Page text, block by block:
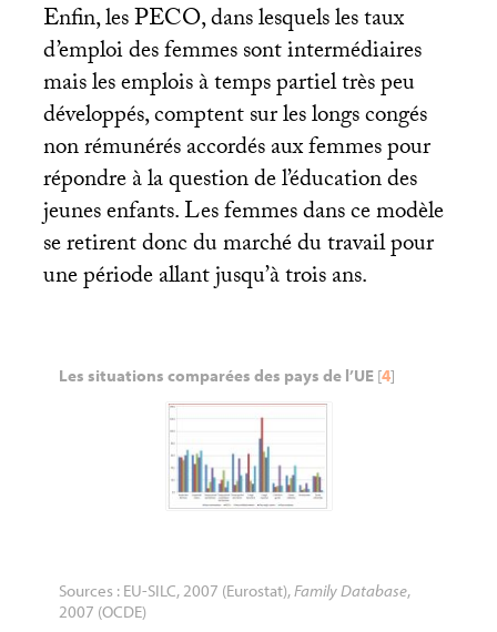
Enfin, lesPECO, dans lesquels les taux
d’emploi des femmes sont intermédiaires
mais les emplois à temps partiel très peu
développés, comptent sur les longs congés
non rémunérés accordés aux femmes pour
répondre à la question de l’éducation des
jeunes enfants. Les femmes dans ce modèle
se retirent donc du marché du travail pour
une période allant jusqu’à trois ans.
Les situations comparées des pays de l’UE [4]
Sources : EU-SILC, 2007 (Eurostat), Family Database,
2007 (OCDE)